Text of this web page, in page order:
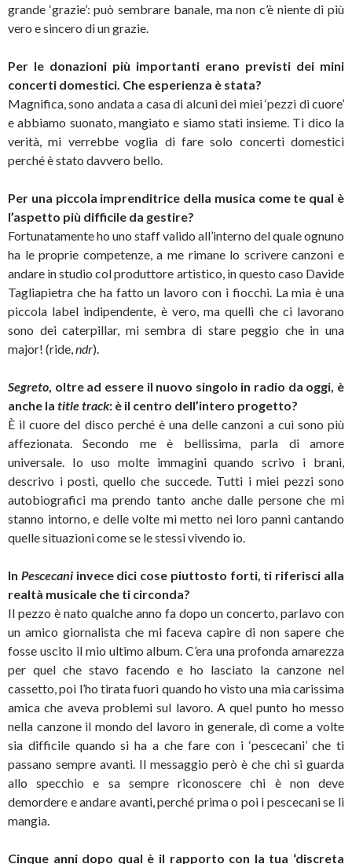
grande ‘grazie’: può sembrare banale, ma non c’è niente di più
vero e sincero di un grazie.
Per le donazioni più importanti erano previsti dei mini
concerti domestici. Che esperienza è stata?
Magnifica, sono andata a casa di alcuni dei miei ‘pezzi di cuore’
e abbiamo suonato, mangiato e siamo stati insieme. Ti dico la
verità, mi verrebbe voglia di fare solo concerti domestici
perché è stato davvero bello.
Per una piccola imprenditrice della musica come te qual è
l’aspetto più difficile da gestire?
Fortunatamente ho uno staff valido all’interno del quale ognuno
ha le proprie competenze, a me rimane lo scrivere canzoni e
andare in studio col produttore artistico, in questo caso Davide
Tagliapietra che ha fatto un lavoro con i fiocchi. La mia è una
piccola label indipendente, è vero, ma quelli che ci lavorano
sono dei caterpillar, mi sembra di stare peggio che in una
major! (ride, ndr).
Segreto , oltre ad essere il nuovo singolo in radio da oggi, è
anche la title track: è il centro dell’intero progetto?
È il cuore del disco perché è una delle canzoni a cui sono più
affezionata. Secondo me è bellissima, parla di amore
universale. Io uso molte immagini quando scrivo i brani,
descrivo i posti, quello che succede. Tutti i miei pezzi sono
autobiografici ma prendo tanto anche dalle persone che mi
stanno intorno, e delle volte mi metto nei loro panni cantando
quelle situazioni come se le stessi vivendo io.
In Pescecaniinvece dici cose piuttosto forti, ti riferisci alla
realtà musicale che ti circonda?
Il pezzo è nato qualche anno fa dopo un concerto, parlavo con
un amico giornalista che mi faceva capire di non sapere che
fosse uscito il mio ultimo album. C’era una profonda amarezza
per quel che stavo facendo e ho lasciato la canzone nel
cassetto, poi l’ho tirata fuori quando ho visto una mia carissima
amica che aveva problemi sul lavoro. A quel punto ho messo
nella canzone il mondo del lavoro in generale, di come a volte
sia difficile quando si ha a che fare con i ‘pescecani’ che ti
passano sempre avanti. Il messaggio però è che chi si guarda
allo specchio e sa sempre riconoscere chi è non deve
demordere e andare avanti, perché prima o poi i pescecani se li
mangia.
Cinque anni dopo qual è il rapporto con la tua ‘discreta